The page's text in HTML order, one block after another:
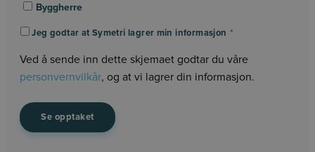
Byggherre
Jeg godtar at Symetri lagrer min informasjon *
Ved å sende inn dette skjemaet godtar du våre
personvernvilkår, og at vi lagrer din informasjon.